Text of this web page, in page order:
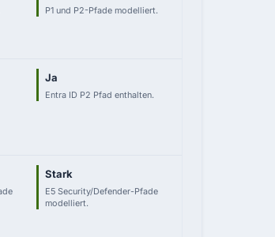
P1 und P2-Pfade modelliert.
Ja
Entra ID P2 Pfad enthalten.
Stark
E5 Security/Defender-Pfade
modelliert.